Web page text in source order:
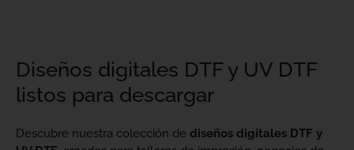
Diseños digitales DTF y UV DTF
listos para descargar
Descubre nuestra colección de diseños digitales DTF y